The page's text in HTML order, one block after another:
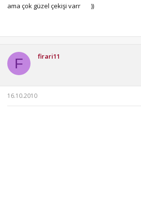
ama çok güzel çekişi varr
))
F firari11
16.10.2010